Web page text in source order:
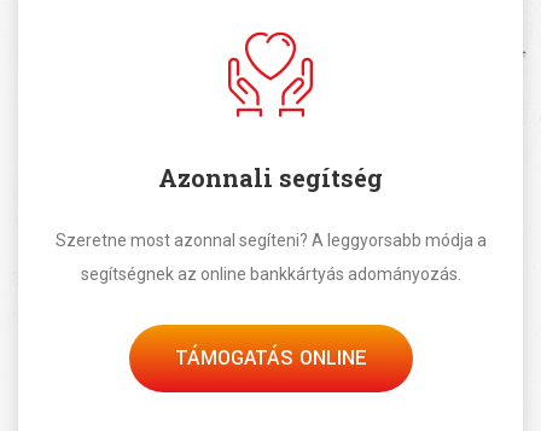
Azonnali segítség
Szeretne most azonnal segíteni? A leggyorsabb módja a
segítségnek az online bankkártyás adományozás.
TÁMOGATÁS ONLINE